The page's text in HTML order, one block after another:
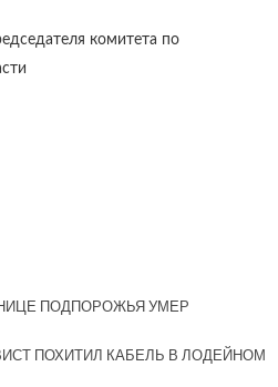
комитета по
ПОДПОРОЖЬЯ УМЕР
ПОХИТИЛ КАБЕЛЬ В ЛОДЕЙНОМ